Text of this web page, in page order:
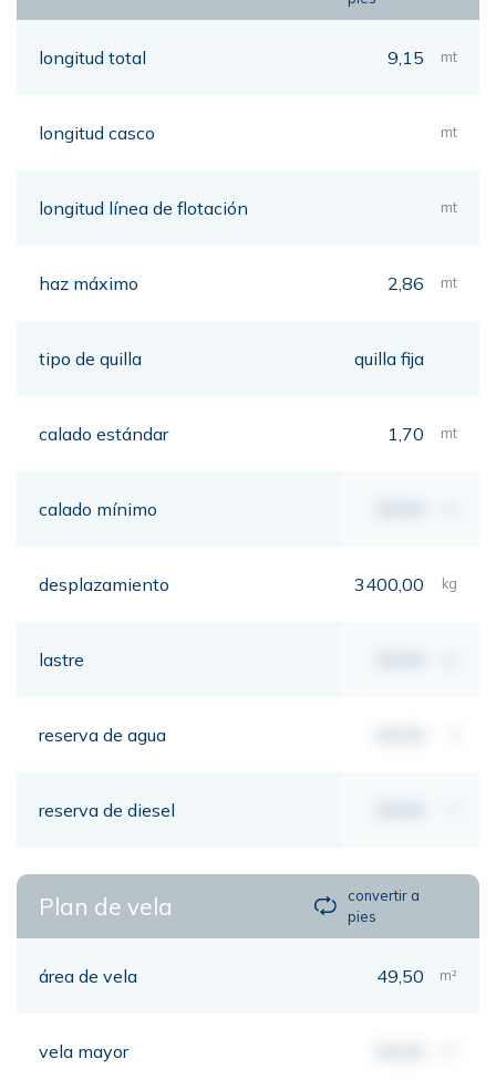
longitud total 9,15 mt
longitud casco mt
longitud línea de flotación mt
haz máximo 2,86 mt
tipo de quilla quilla fija
calado estándar 1,70 mt
calado mínimo
desplazamiento 3400,00 kg
lastre
reserva de agua
reserva de diesel
Plan de vela
convertir a
pies
área de vela 49,50 m²
vela mayor